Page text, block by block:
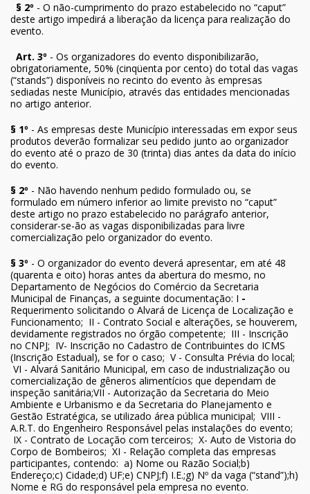
§ 2º - O não-cumprimento do prazo estabelecido no “caput”
deste artigo impedirá a liberação da licença para realização do
evento.
Art. 3º - Os organizadores do evento disponibilizarão,
obrigatoriamente, 50% (cinqüenta por cento) do total das vagas
(“stands”) disponíveis no recinto do evento às empresas
sediadas neste Município, através das entidades mencionadas
no artigo anterior.
§ 1º - As empresas deste Município interessadas em expor seus
produtos deverão formalizar seu pedido junto ao organizador
do evento até o prazo de 30 (trinta) dias antes da data do início
do evento.
§ 2º - Não havendo nenhum pedido formulado ou, se
formulado em número inferior ao limite previsto no “caput”
deste artigo no prazo estabelecido no parágrafo anterior,
considerar-se-ão as vagas disponibilizadas para livre
comercialização pelo organizador do evento.
§ 3º - O organizador do evento deverá apresentar, em até 48
(quarenta e oito) horas antes da abertura do mesmo, no
Departamento de Negócios do Comércio da Secretaria
Municipal de Finanças, a seguinte documentação: I -
Requerimento solicitando o Alvará de Licença de Localização e
Funcionamento; II - Contrato Social e alterações, se houverem,
devidamente registrados no órgão competente; III - Inscrição
no CNPJ; IV- Inscrição no Cadastro de Contribuintes do ICMS
(Inscrição Estadual), se for o caso; V - Consulta Prévia do local;
VI - Alvará Sanitário Municipal, em caso de industrialização ou
comercialização de gêneros alimentícios que dependam de
inspeção sanitária;VII - Autorização da Secretaria do Meio
Ambiente e Urbanismo e da Secretaria do Planejamento e
Gestão Estratégica, se utilizado área pública municipal; VIII -
A.R.T. do Engenheiro Responsável pelas instalações do evento;
IX - Contrato de Locação com terceiros; X- Auto de Vistoria do
Corpo de Bombeiros; XI - Relação completa das empresas
participantes, contendo: a) Nome ou Razão Social;b)
Endereço;c) Cidade;d) UF;e) CNPJ;f) I.E.;g) Nº da vaga (“stand”);h)
Nome e RG do responsável pela empresa no evento.